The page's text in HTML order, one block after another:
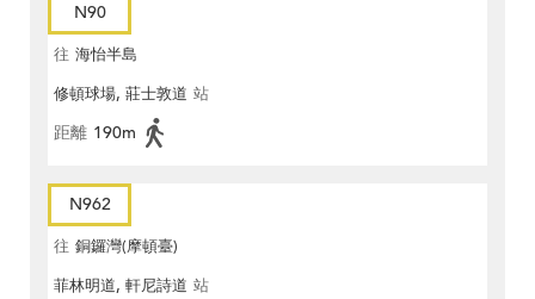
N90
往 海怡半島
修頓球場, 莊士敦道 站
距離 190m
N962
往 銅鑼灣(摩頓臺)
菲林明道, 軒尼詩道 站